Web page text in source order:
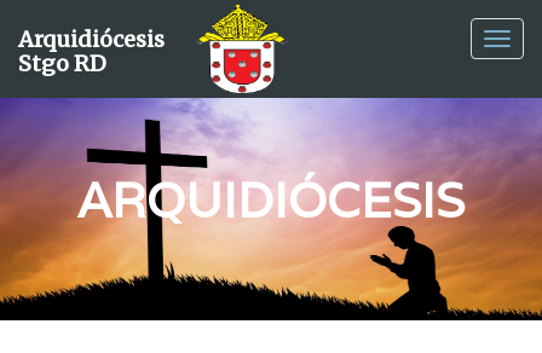
Ver
Arquidiócesis
Stgo RD
ARQUIDIÓCESIS